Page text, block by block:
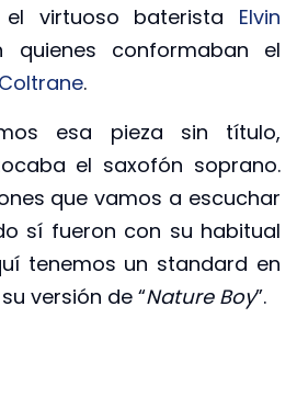
virtuoso baterista Elvin
quienes conformaban el
.
esa pieza sin título,
el saxofón soprano.
que vamos a escuchar
sí fueron con su habitual
tenemos un standard en
versión de “Nature Boy”.